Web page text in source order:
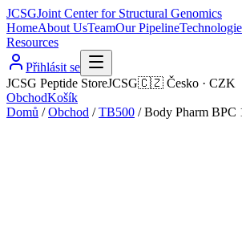
JCSGJoint Center for Structural Genomics
HomeAbout UsTeamOur Pipeline
Resources
Přihlásit se
JCSG Peptide StoreJCSG🇨🇿 Česko · CZK
ObchodKošík
Domů / Obchod / TB500 /Body Pharm BPC